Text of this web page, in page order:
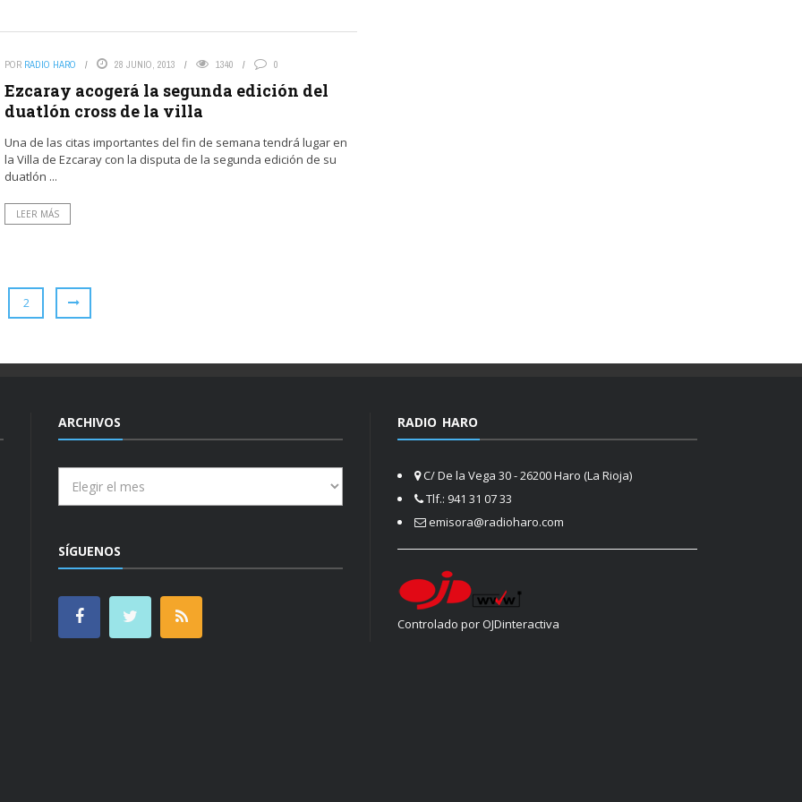
POR RADIO HARO 28 JUNIO, 2013 1340 0
Ezcaray acogerá la segunda edición del
duatlón cross de la villa
Una de las citas importantes del fin de semana tendrá lugar en
la Villa de Ezcaray con la disputa de la segunda edición de su
duatlón ...
LEER MÁS
2
ARCHIVOS
SÍGUENOS
RADIO HARO
C/ De la Vega 30 - 26200 Haro (La Rioja)
Tlf.: 941 31 07 33
emisora@radioharo.com
Controlado por OJDinteractiva